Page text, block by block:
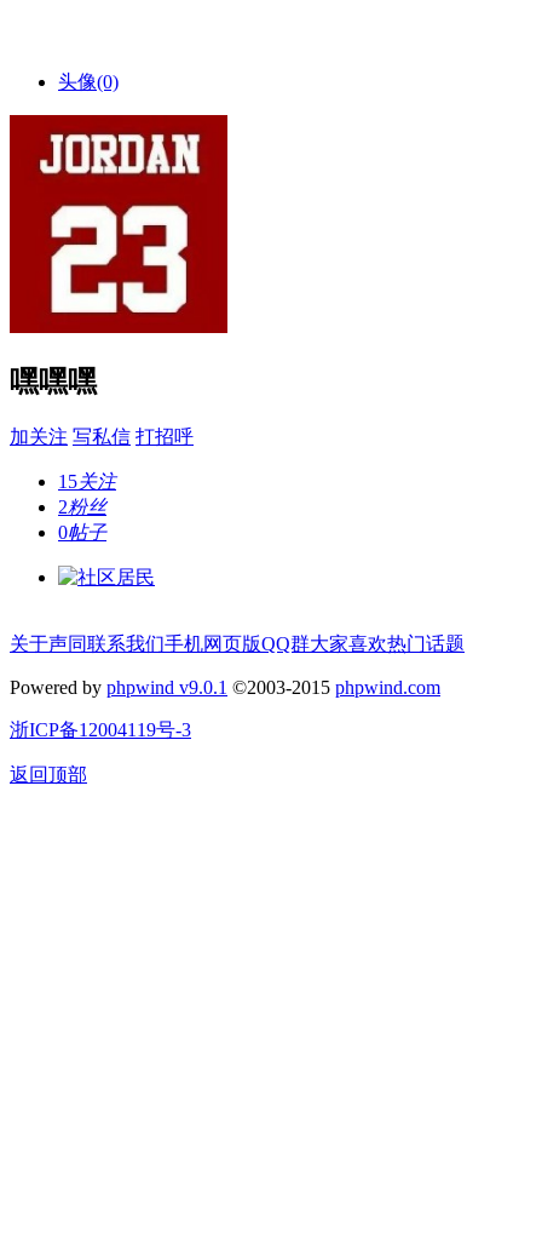
头像(0)
嘿嘿嘿
加关注 写私信 打招呼
15关注
2粉丝
0帖子
关于声同联系我们手机网页版QQ群大家喜欢热门话题
Powered by phpwind v9.0.1 ©2003-2015 phpwind.com
浙ICP备12004119号-3
返回顶部